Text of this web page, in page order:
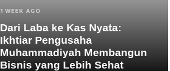
1 WEEK AGO
Dari Laba ke Kas Nyata:
Ikhtiar Pengusaha
Muhammadiyah Membangun
Bisnis yang Lebih Sehat